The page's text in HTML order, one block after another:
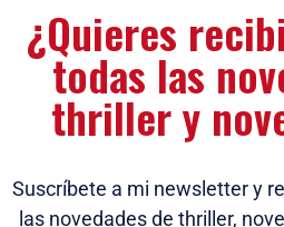
¿Quieres
todas las
thriller y
Suscríbete a mi newsletter y
las novedades de thriller,